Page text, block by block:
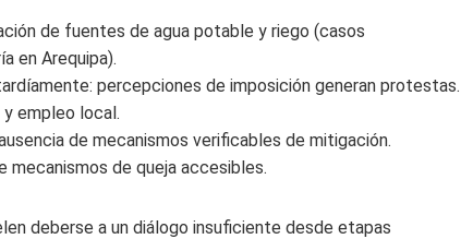
de fuentes de agua potable y riego (casos
en Arequipa).
percepciones de imposición generan protestas.
empleo local.
de mecanismos verificables de mitigación.
mecanismos de queja accesibles.
deberse a un diálogo insuficiente desde etapas